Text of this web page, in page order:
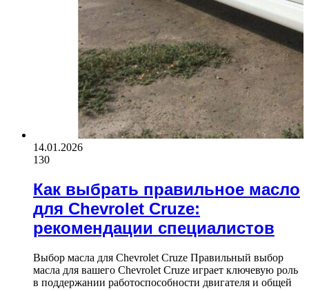
14.01.2026
130
Как выбрать правильное масло
для Chevrolet Cruze:
рекомендации специалистов
Выбор масла для Chevrolet Cruze Правильный выбор
масла для вашего Chevrolet Cruze играет ключевую роль
в поддержании работоспособности двигателя и общей